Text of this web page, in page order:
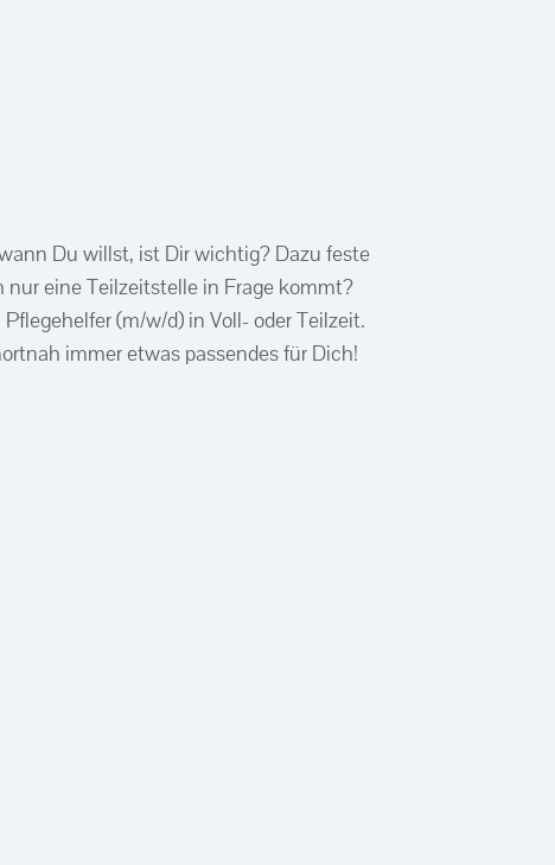
Du willst, ist Dir wichtig? Dazu feste
eine Teilzeitstelle in Frage kommt?
(m/w/d) in Voll- oder Teilzeit.
immer etwas passendes für Dich!